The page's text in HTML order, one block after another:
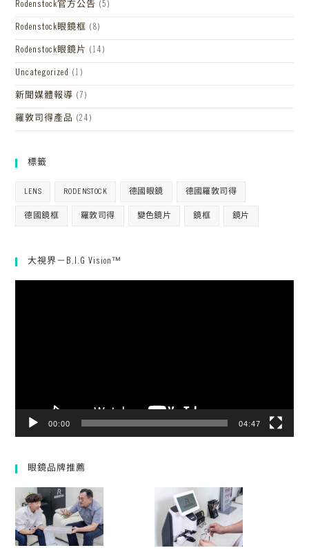
Rodenstock官方公告 (5)
Rodenstock眼鏡框 (8)
Rodenstock眼鏡片 (14)
Uncategorized (1)
新聞媒體報導 (7)
羅敦司得產品 (24)
標籤
LENS RODENSTOCK 德國眼鏡 德國羅敦司得
德國鏡框 羅敦司得 變色鏡片 鏡框 鏡片
大視界－B.I.G Vision™
00:00 04:47
眼鏡品牌推薦